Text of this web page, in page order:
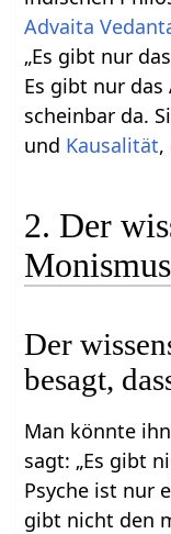
Advaita
„Es gibt nur
Es gibt nur
scheinbar da.
und Kausalität,
2. Der
Monismus
Der
besagt,
Man könnte
sagt: „Es gibt
Psyche ist nur
gibt nicht den